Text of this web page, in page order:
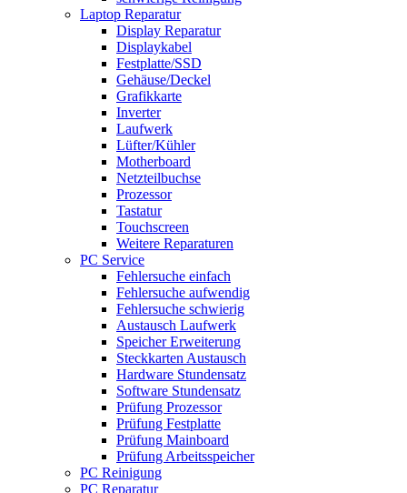
Laptop Reparatur
Display Reparatur
Displaykabel
Festplatte/SSD
Gehäuse/Deckel
Grafikkarte
Inverter
Laufwerk
Lüfter/Kühler
Motherboard
Netzteilbuchse
Prozessor
Tastatur
Touchscreen
Weitere Reparaturen
PC Service
Fehlersuche einfach
Fehlersuche aufwendig
Fehlersuche schwierig
Austausch Laufwerk
Speicher Erweiterung
Steckkarten Austausch
Hardware Stundensatz
Software Stundensatz
Prüfung Prozessor
Prüfung Festplatte
Prüfung Mainboard
Prüfung Arbeitsspeicher
PC Reinigung
PC Reparatur